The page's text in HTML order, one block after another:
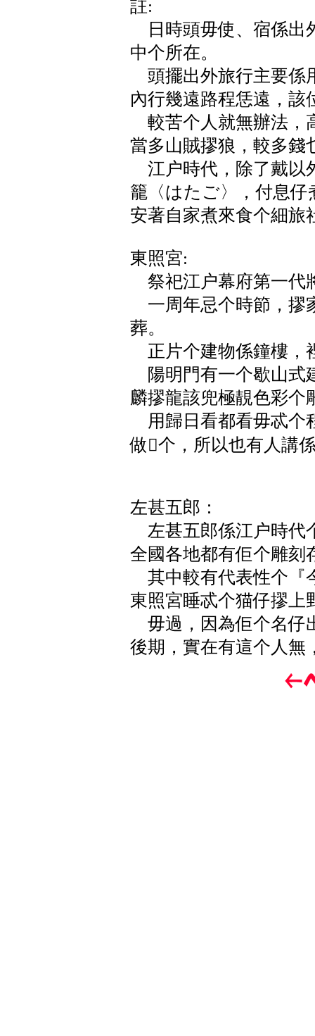
註:
日時頭毋使、宿係出
中个所在。
頭擺出外旅行主要係
內行幾遠路程恁遠，該
較苦个人就無辦法，
當多山賊摎狼，較多錢
江户時代，除了戴以
籠〈はたご〉，付息仔
安著自家煮來食个細
東照宮:
祭祀江户幕府第一代
一周年忌个時節，摎
葬。
正片个建物係鐘樓，
陽明門有一个歇山式
麟摎龍該兜極靚色彩个
用歸日看都看毋忒个
做个，所以也有人講
左甚五郎：
左甚五郎係江户時代
全國各地都有佢个雕刻
其中較有代表性个『
東照宮睡忒个猫仔摎上
毋過，因為佢个名仔
後期，實在有這个人無